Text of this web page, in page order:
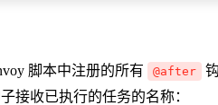
脚本中注册的所有 @after
接收已执行的任务的名称：